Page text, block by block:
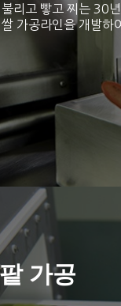
불리고 빻고 찌는 30
가공라인을 개발하
가공